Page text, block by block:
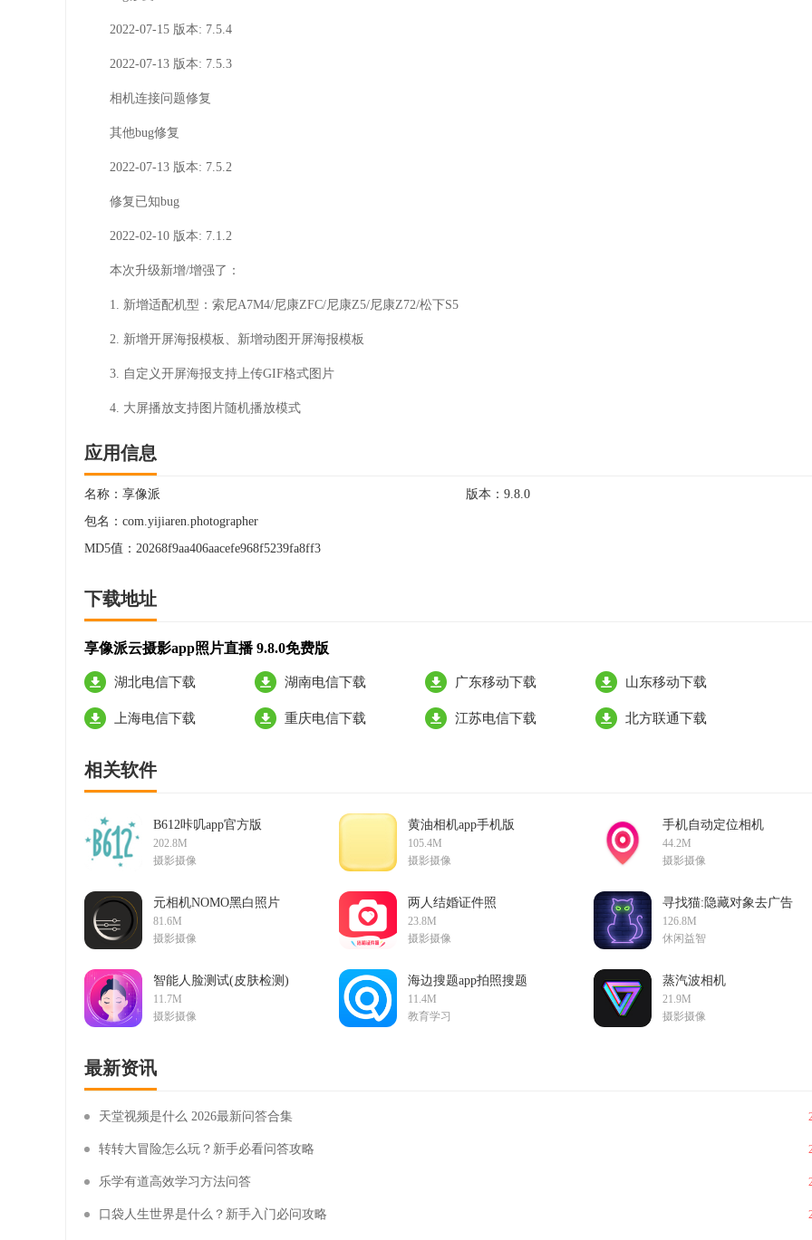
2022-07-15 版本: 7.5.4
2022-07-13 版本: 7.5.3
相机连接问题修复
其他bug修复
2022-07-13 版本: 7.5.2
修复已知bug
2022-02-10 版本: 7.1.2
本次升级新增/增强了：
1. 新增适配机型：索尼A7M4/尼康ZFC/尼康Z5/尼康Z72/松下S5
2. 新增开屏海报模板、新增动图开屏海报模板
3. 自定义开屏海报支持上传GIF格式图片
4. 大屏播放支持图片随机播放模式
应用信息
名称： 享像派 版本： 9.8.0
包名： com.yijiaren.photographer
MD5值： 20268f9aa406aacefe968f5239fa8ff3
下载地址
享像派云摄影app照片直播 9.8.0免费版
湖北电信下载 湖南电信下载 广东移动下载 山东移动下载
上海电信下载 重庆电信下载 江苏电信下载 北方联通下载
相关软件
B612咔叽app官方版
v14.5.23
202.8M
摄影摄像
黄油相机app手机版
v10.27.1.10
105.4M
摄影摄像
手机自动定位相机
app1.1.9
44.2M
摄影摄像
元相机NOMO黑白照片
软件1.7.4
81.6M
摄影摄像
两人结婚证件照
appv2.2.9
23.8M
摄影摄像
寻找猫:隐藏对象去广告
破解版v1.43安卓版
126.8M
休闲益智
智能人脸测试(皮肤检测)
软件v1.1.0412
11.7M
摄影摄像
海边搜题app拍照搜题
v2.7.2简易版
11.4M
教育学习
蒸汽波相机
(VaporCamapp手机
版)v2.3.0
21.9M
摄影摄像
最新资讯
天堂视频是什么 2026最新问答合集
转转大冒险怎么玩？新手必看问答攻略
乐学有道高效学习方法问答
口袋人生世界是什么？新手入门必问攻略